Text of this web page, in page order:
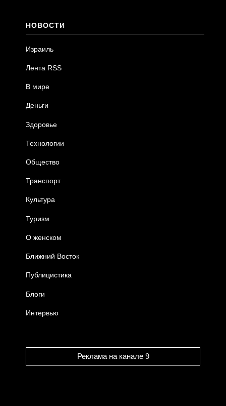
НОВОСТИ
Израиль
Лента RSS
В мире
Деньги
Здоровье
Технологии
Общество
Транспорт
Культура
Туризм
О женском
Ближний Восток
Публицистика
Блоги
Интервью
Реклама на канале 9